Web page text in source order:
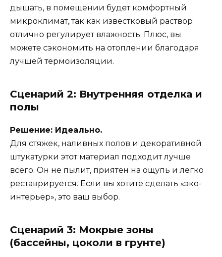
дышать, в помещении будет комфортный
микроклимат, так как известковый раствор
отлично регулирует влажность. Плюс, вы
можете сэкономить на отоплении благодаря
лучшей термоизоляции.
Сценарий 2: Внутренняя отделка и
полы
Решение: Идеально.
Для стяжек, наливных полов и декоративной
штукатурки этот материал подходит лучше
всего. Он не пылит, приятен на ощупь и легко
реставрируется. Если вы хотите сделать «эко-
интерьер», это ваш выбор.
Сценарий 3: Мокрые зоны
(бассейны, цоколи в грунте)